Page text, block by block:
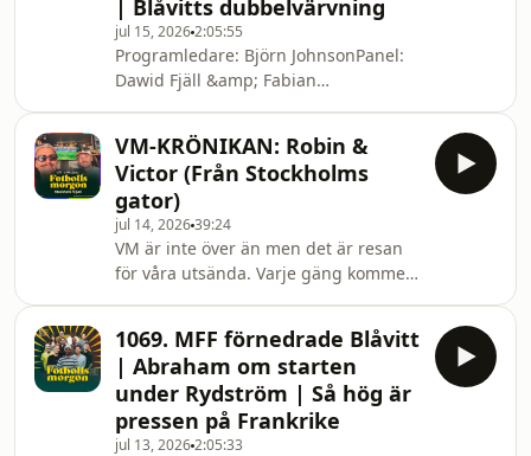
storfilm. Se den på bio från den 17 juli
– boka dina biljetter
här:https://www.filmstaden.se/film/the-
od...._______Missa inte vår Fandom
Hour inför finalen, som vi gör i betalt
s
| Blåvitts dubbelvärvning
jul 15, 20262:05:55
Programledare: Björn JohnsonPanel:
Dawid Fjäll &amp; Fabian
Bergstrand, Pär Hansson, Jesper
Jansson &amp; Taha AyariGäster:
MygganFotbollsmorgon görs i
samarbete med The Odyssey,
Christopher Nolans nya episka
storfilm. Se den på bio från den 17 juli
– boka dina biljetter
här:https://www.filmstaden.se/film/the-
od...._______Missa inte vår Fandom
Hour inför finalen, som v
VM-KRÖNIKAN: Robin &
Victor (Från Stockholms
gator)
jul 14, 202639:24
VM är inte över än men det är resan
för våra utsända. Varje gäng kommer
Berglund och Victor Enberg. Hosted
on Acast. See acast.com/privacy for
more information.
1069. MFF förnedrade Blåvitt
| Abraham om starten
under Rydström | Så hög är
pressen på Frankrike
jul 13, 20262:05:33